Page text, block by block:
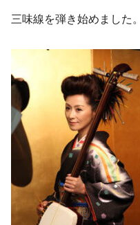
三味線を弾き始めました。